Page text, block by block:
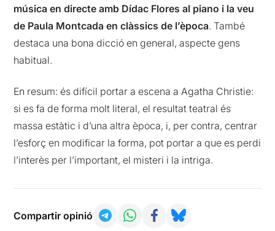
música en directe amb Dídac Flores al piano i la veu
de Paula Montcada en clàssics de l’època. També
destaca una bona dicció en general, aspecte gens
habitual.
En resum: és difícil portar a escena a Agatha Christie:
si es fa de forma molt literal, el resultat teatral és
massa estàtic i d’una altra època, i, per contra, centrar
l’esforç en modificar la forma, pot portar a que es perdi
l’interès per l’important, el misteri i la intriga.
Compartir opinió